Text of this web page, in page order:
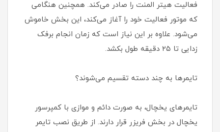
فعالیت هیتر المنت را صادر می‌کند. همچنین هنگامی
که موتور فعالیت خود را آغاز می‌کند، این بخش خاموش
می‌شود. علاوه بر این نیاز است که زمان انجام برفک‌
زدایی تا ۲۵ دقیقه طول بکشد.
تایمر‌ها به چند دسته تقسیم می‌شوند؟
تایمر‌های یخچال، به صورت دائم و موازی با کمپرسور
یخچال در بخش فریزر قرار دارند. از طریق نصب تایمر